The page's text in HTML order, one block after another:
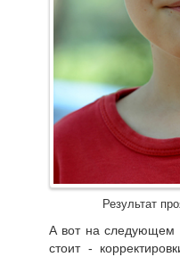
Результат
А вот на следующем
стоит -